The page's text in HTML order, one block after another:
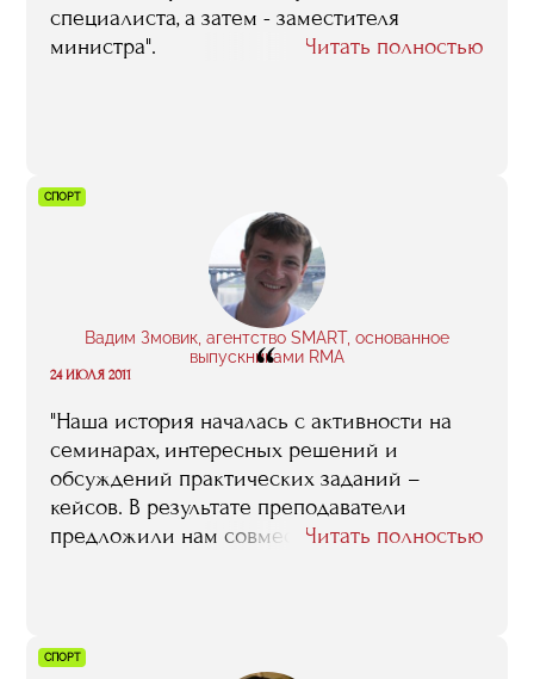
специалиста, а затем - заместителя
министра".
Читать полностью
СПОРТ
Вадим Змовик, агентство SMART, основанное
выпускниками RMA
“
24 ИЮЛЯ 2011
"Наша история началась с активности на
семинарах, интересных решений и
обсуждений практических заданий –
кейсов. В результате преподаватели
предложили нам совместно реализовать
Читать полностью
СПОРТ